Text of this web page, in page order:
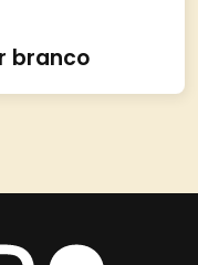
branco